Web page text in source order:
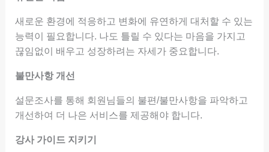
새로운 환경에 적응하고 변화에 유연하게 대처할 수 있는
능력이 필요합니다. 나도 틀릴 수 있다는 마음을 가지고
끊임없이 배우고 성장하려는 자세가 중요합니다.
불만사항 개선
설문조사를 통해 회원님들의 불편/불만사항을 파악하고
개선하여 더 나은 서비스를 제공해야 합니다.
강사 가이드 지키기